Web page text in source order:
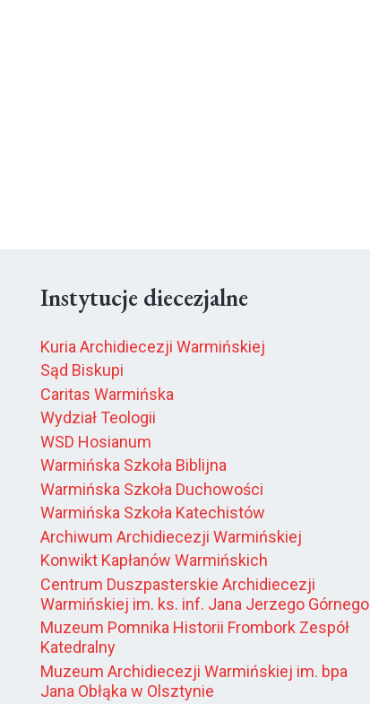
Instytucje diecezjalne
Kuria Archidiecezji Warmińskiej
Sąd Biskupi
Caritas Warmińska
Wydział Teologii
WSD Hosianum
Warmińska Szkoła Biblijna
Warmińska Szkoła Duchowości
Warmińska Szkoła Katechistów
Archiwum Archidiecezji Warmińskiej
Konwikt Kapłanów Warmińskich
Centrum Duszpasterskie Archidiecezji
Warmińskiej im. ks. inf. Jana Jerzego Górnego
Muzeum Pomnika Historii Frombork Zespół
Katedralny
Muzeum Archidiecezji Warmińskiej im. bpa
Jana Obłąka w Olsztynie